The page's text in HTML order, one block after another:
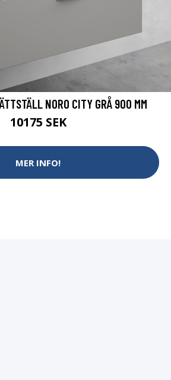
NORO CITY GRÅ 900 MM
10175 SEK
MER INFO!